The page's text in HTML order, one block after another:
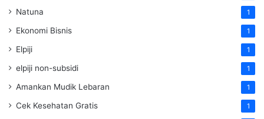
Natuna 1
Ekonomi Bisnis 1
Elpiji 1
elpiji non-subsidi 1
Amankan Mudik Lebaran 1
Cek Kesehatan Gratis 1